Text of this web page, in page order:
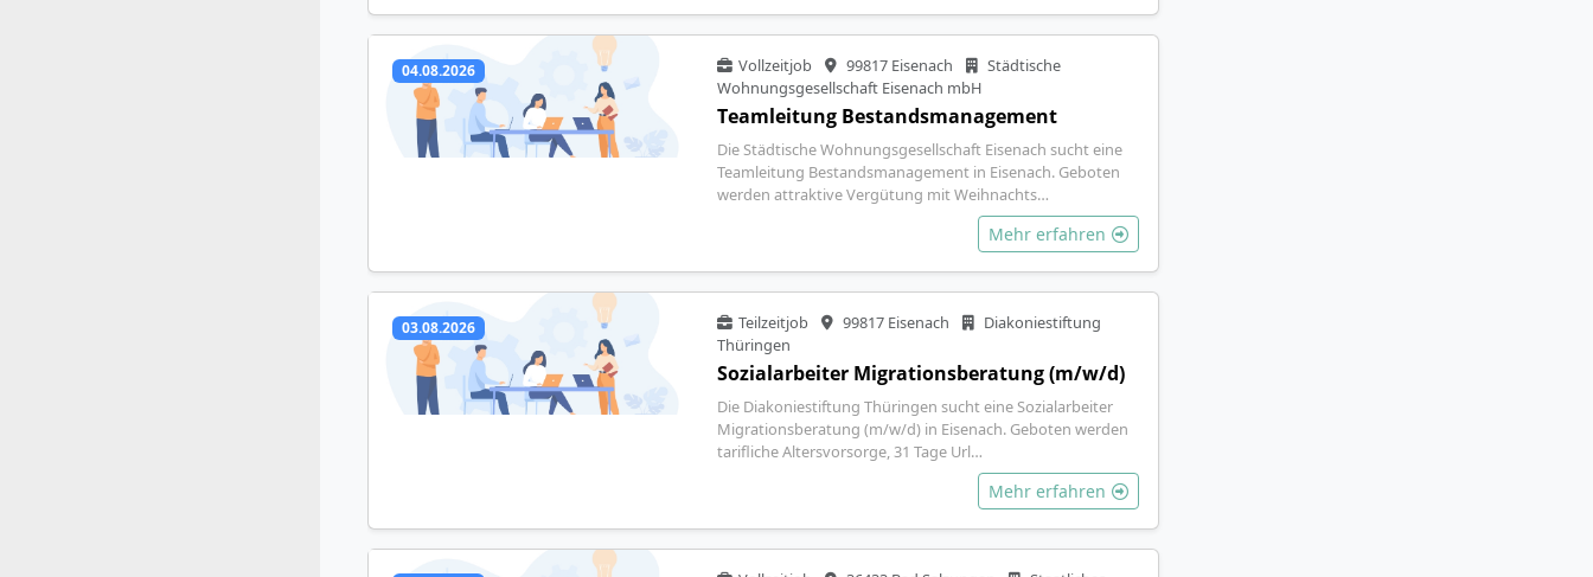
04.08.2026 Vollzeitjob 99817 Eisenach
Städtische
Wohnungsgesellschaft Eisenach mbH
Teamleitung Bestandsmanagement
Die Städtische Wohnungsgesellschaft Eisenach sucht eine
Teamleitung Bestandsmanagement in Eisenach. Geboten
werden attraktive Vergütung mit Weihnachts…
Mehr erfahren
03.08.2026 Teilzeitjob 99817 Eisenach
Diakoniestiftung
Thüringen
Sozialarbeiter Migrationsberatung (m/w/d)
Die Diakoniestiftung Thüringen sucht eine Sozialarbeiter
Migrationsberatung (m/w/d) in Eisenach. Geboten werden
tarifliche Altersvorsorge, 31 Tage Url…
Mehr erfahren